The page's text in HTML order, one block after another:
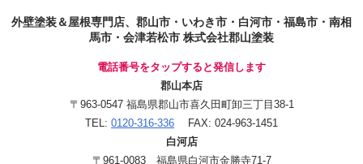
外壁塗装＆屋根専門店、郡山市・いわき市・白河市・福島市・南相
馬市・会津若松市 株式会社郡山塗装
電話番号をタップすると発信します
郡山本店
〒963-0547 福島県郡山市喜久田町卸三丁目38-1
TEL: 0120-316-336 FAX: 024-963-1451
白河店
〒961-0083 福島県白河市金勝寺71-7